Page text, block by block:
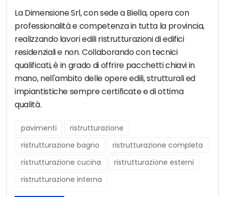
La Dimensione Srl, con sede a Biella, opera con
professionalità e competenza in tutta la provincia,
realizzando lavori edili ristrutturazioni di edifici
residenziali e non. Collaborando con tecnici
qualificati, è in grado di offrire pacchetti chiavi in
mano, nell'ambito delle opere edili, strutturali ed
impiantistiche sempre certificate e di ottima
qualità.
pavimenti
ristrutturazione
ristrutturazione bagno
ristrutturazione completa
ristrutturazione cucina
ristrutturazione esterni
ristrutturazione interna